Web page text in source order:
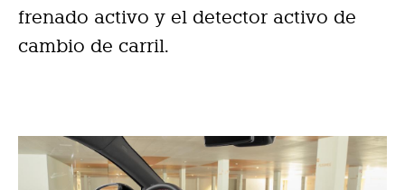
frenado activo y el detector activo de
cambio de carril.